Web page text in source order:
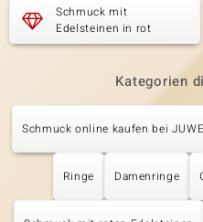
Schmuck mit
Edelsteinen in rot
Kategorien
Schmuck online kaufen bei
Ringe Damenringe